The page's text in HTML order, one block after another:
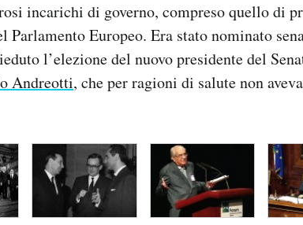
incarichi di governo, compreso quello di
Parlamento Europeo. Era stato nominato
l’elezione del nuovo presidente del
Andreotti, che per ragioni di salute non aveva